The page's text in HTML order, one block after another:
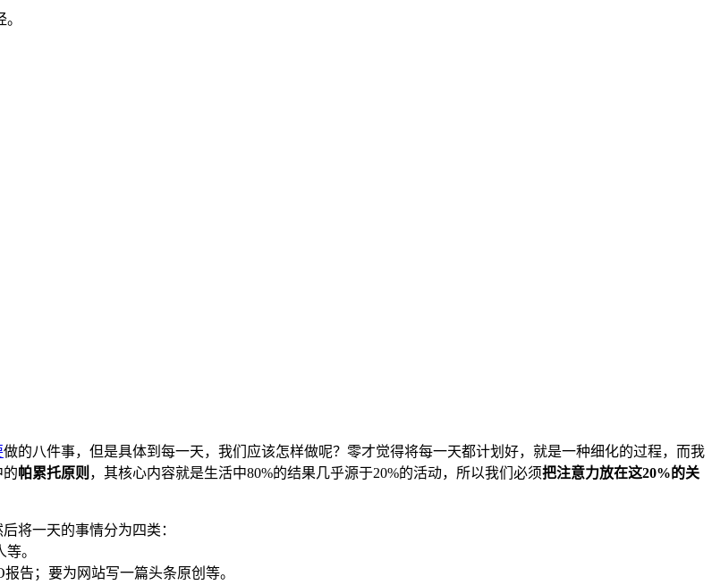
做的八件事，但是具体到每一天，我们应该怎样做呢？零才觉得将每一天都计划好，就是一种细化的过程，而我
的帕累托原则 ，其核心内容就是生活中80%的结果几乎源于20%的活动，所以我们必须把注意力放在这20%的关
将一天的事情分为四类：
。
告；要为网站写一篇头条原创等。